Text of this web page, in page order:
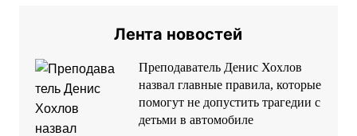
Лента новостей
Преподаватель Денис Хохлов
назвал главные правила, которые
помогут не допустить трагедии с
детьми в автомобиле